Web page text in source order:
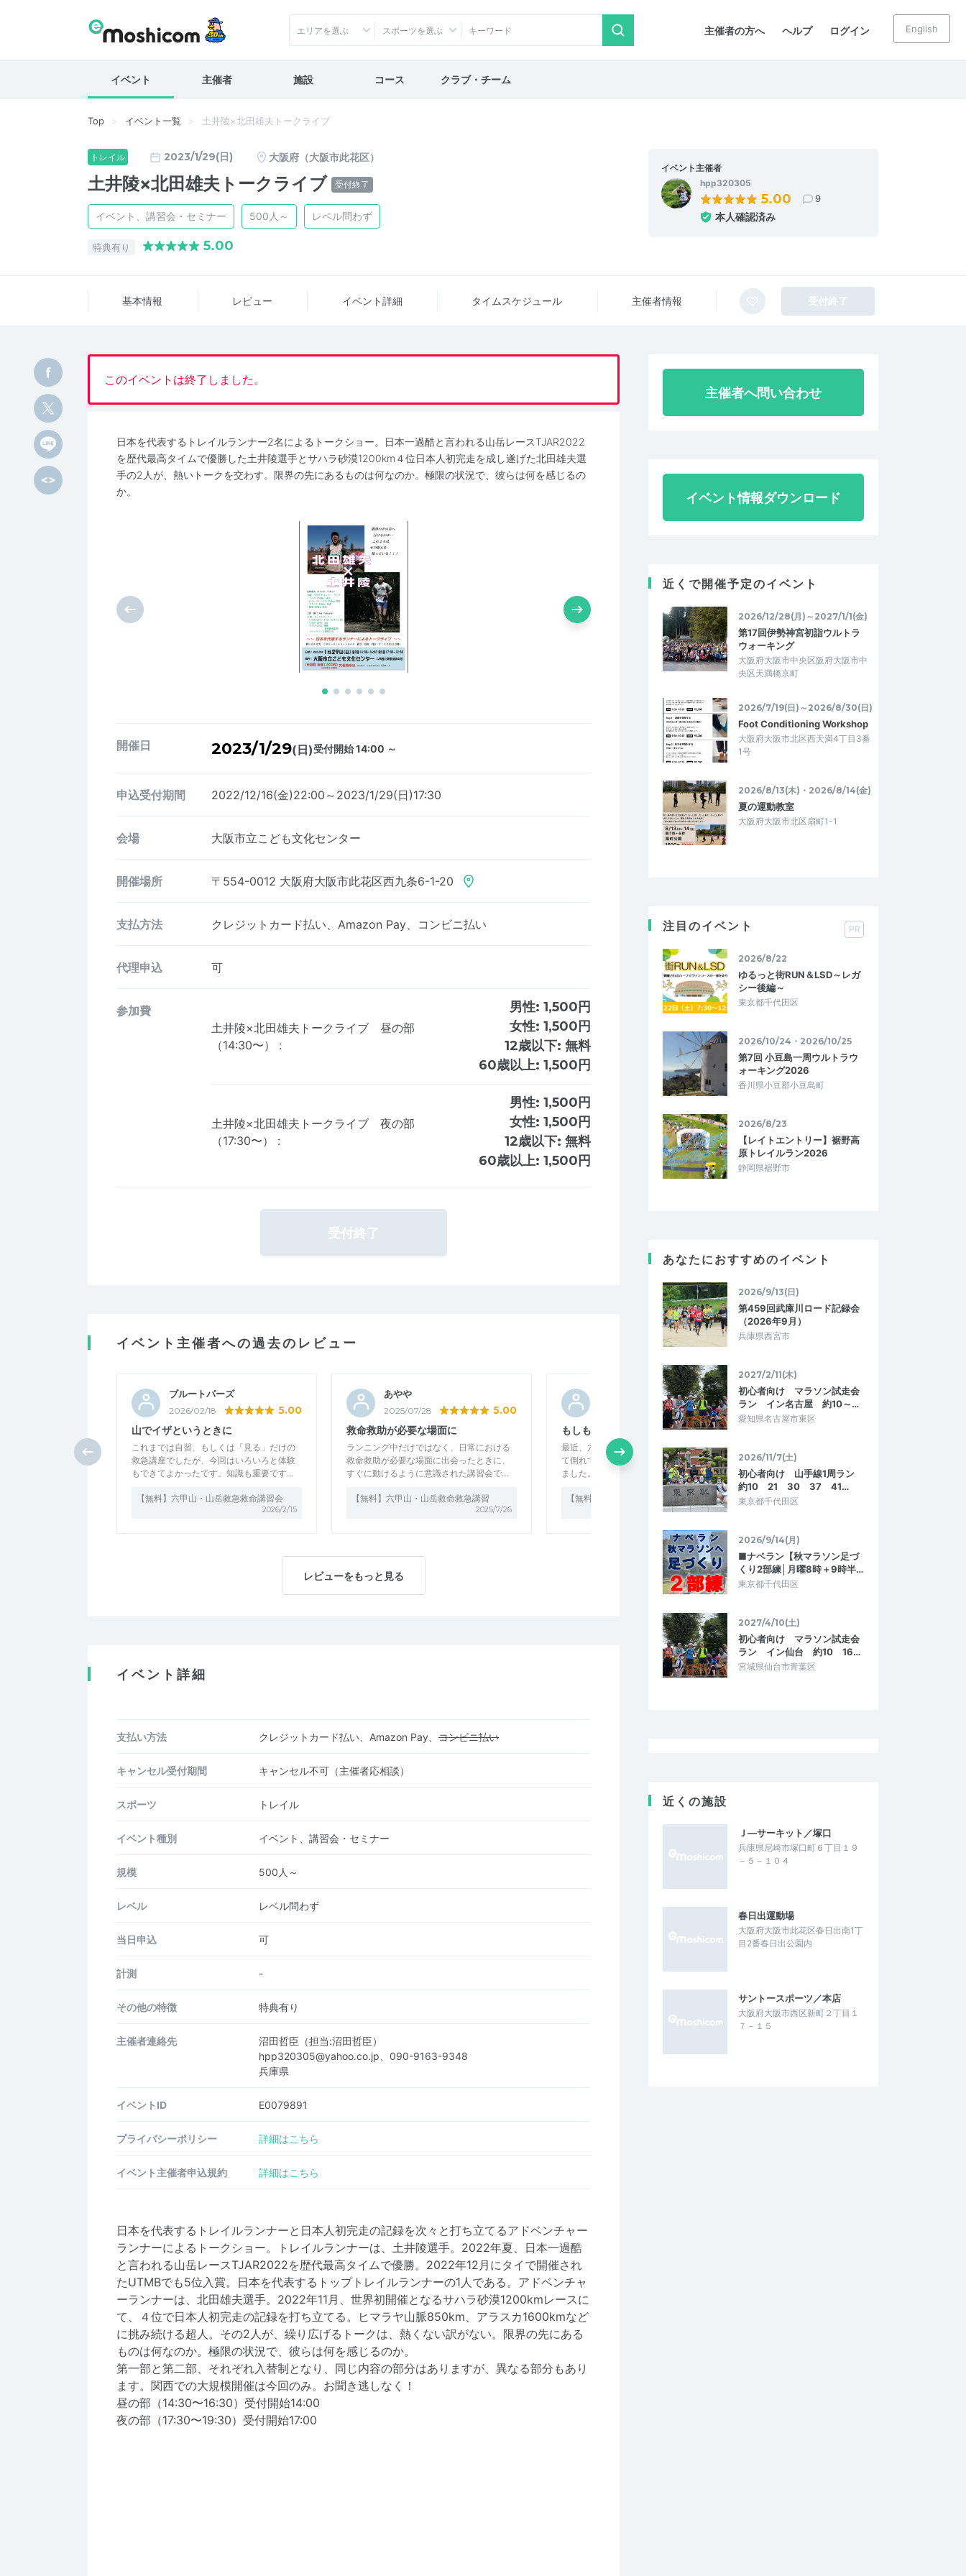
主催者の方へ ヘルプ ログイン
エリアを選ぶ スポーツを選ぶ English
イベント 主催者 施設 コース クラブ・チーム
Top イベント一覧 土井陵×北田雄夫トークライブ
トレイル 2023/1/29(日) 大阪府（大阪市此花区）
土井陵×北田雄夫トークライブ 受付終了
イベント、講習会・セミナー 500人～ レベル問わず
特典有り 5.00
イベント主催者
hpp320305
5.00 9
本人確認済み
基本情報 レビュー イベント詳細 タイム スケジュール 主催者情報 受付終了
このイベントは終了しました。
日本を代表するトレイルランナー2名によるトークショー。日本一過酷と言われる山岳レースTJAR2022
を歴代最高タイムで優勝した土井陵選手とサハラ砂漠1200km４位日本人初完走を成し遂げた北田雄夫選
手の2人が、熱いトークを交わす。限界の先にあるものは何なのか。極限の状況で、彼らは何を感じるの
か。
開催日 2023/1/29(日)受付開始 14:00 ～
申込受付期間 2022/12/16(金)22:00～2023/1/29(日)17:30
会場 大阪市立こども文化センター
開催場所 〒554-0012 大阪府大阪市此花区西九条6-1-20
支払方法 クレジットカード払い、Amazon Pay、コンビニ払い
代理申込 可
参加費
土井陵×北田雄夫トークライブ 昼の部
（14:30〜） :
男性: 1,500円
女性: 1,500円
12歳以下: 無料
60歳以上: 1,500円
土井陵×北田雄夫トークライブ 夜の部
（17:30〜） :
男性: 1,500円
女性: 1,500円
12歳以下: 無料
60歳以上: 1,500円
受付終了
イベント主催者への過去のレビュー
ブルートパーズ
2026/02/18 5.00
山でイザというときに
これまでは自習、もしくは「見る」だけの
救急講座でしたが、今回はいろいろと体験
もできてよかったです。知識も重要です…
【無料】六甲山・山岳救急救命講習会
2026/2/15
あやや
2025/07/28 5.00
救命救助が必要な場面に
ランニング中だけではなく、日常における
救命救助が必要な場面に出会ったときに、
すぐに動けるように意識された講習会で…
【無料】六甲山・山岳救命救急講習
2025/7/26
おすましちゃん
5.00
もしもの時に思い出せるように
最近、六甲山でも怪我をしたり体調を崩し
て倒れている人を度々見かけるようになり
ました。普段の生活でも助けを必要とす…
【無料】六甲山・山岳救命救急講習
2025/6/28
nabe-328
2025/06/30
だ見ているだけ。そんな事故な機会が過去
にありました。何も起こらない方が良い…
【無料】六甲山・山岳救命救急講習
レビューをもっと見る
イベント詳細
支払い方法 クレジットカード払い、Amazon Pay、 コンビニ払い
キャンセル受付期間 キャンセル不可（主催者応相談）
スポーツ トレイル
イベント種別 イベント、講習会・セミナー
規模 500人～
レベル レベル問わず
当日申込 可
計測 -
その他の特徴 特典有り
主催者連絡先
沼田哲臣（担当:沼田哲臣）
hpp320305@yahoo.co.jp、090-9163-9348
兵庫県
イベントID E0079891
プライバシーポリシー 詳細はこちら
イベント主催者申込規約 詳細はこちら
日本を代表するトレイルランナーと日本人初完走の記録を次々と打ち立てるアドベンチャー
ランナーによるトークショー。トレイルランナーは、土井陵選手。2022年夏、日本一過酷
と言われる山岳レースTJAR2022を歴代最高タイムで優勝。2022年12月にタイで開催され
たUTMBでも5位入賞。日本を代表するトップトレイルランナーの1人である。アドベンチャ
ーランナーは、北田雄夫選手。2022年11月、世界初開催となるサハラ砂漠1200kmレースに
て、４位で日本人初完走の記録を打ち立てる。ヒマラヤ山脈850km、アラスカ1600kmなど
に挑み続ける超人。その2人が、繰り広げるトークは、熱くない訳がない。限界の先にある
ものは何なのか。極限の状況で、彼らは何を感じるのか。
第一部と第二部、それぞれ入替制となり、同じ内容の部分はありますが、異なる部分もあり
ます。関西での大規模開催は今回のみ。お聞き逃しなく！
昼の部（14:30〜16:30）受付開始14:00
夜の部（17:30〜19:30）受付開始17:00
主催者へ問い合わせ
イベント情報ダウンロード
近くで開催予定のイベント
2026/12/28(月)～2027/1/1(金)
第17回伊勢神宮初詣ウルトラ
ウォーキング
大阪府大阪市中央区阪府大阪市中
央区天満橋京町
2026/7/19(日)～2026/8/30(日)
Foot Conditioning Workshop
大阪府大阪市北区西天満4丁目3番
1号
2026/8/13(木)・2026/8/14(金)
夏の運動教室
大阪府大阪市北区扇町1-1
注目のイベント PR
2026/8/22
ゆるっと街RUN＆LSD～レガ
シー後編～
東京都千代田区
2026/10/24・2026/10/25
第7回 小豆島一周ウルトラウ
ォーキング2026
香川県小豆郡小豆島町
2026/8/23
【レイトエントリー】裾野高
原トレイルラン2026
静岡県裾野市
あなたにおすすめのイベント
2026/9/13(日)
第459回武庫川ロード記録会
（2026年9月）
兵庫県西宮市
2027/2/11(木)
初心者向け マラソン試走会
ラン イン名古屋 約10～…
愛知県名古屋市東区
2026/11/7(土)
初心者向け 山手線1周ラン
約10 21 30 37 41…
東京都千代田区
2026/9/14(月)
■ナベラン【秋マラソン足づ
くり2部練│月曜8時＋9時半…
東京都千代田区
2027/4/10(土)
初心者向け マラソン試走会
ラン イン仙台 約10 16…
宮城県仙台市青葉区
近くの施設
Ｊ―サーキット／塚口
兵庫県尼崎市塚口町６丁目１９
－５－１０４
春日出運動場
大阪府大阪市此花区春日出南1丁
目2番春日出公園内
サントースポーツ／本店
大阪府大阪市西区新町２丁目１
７－１５